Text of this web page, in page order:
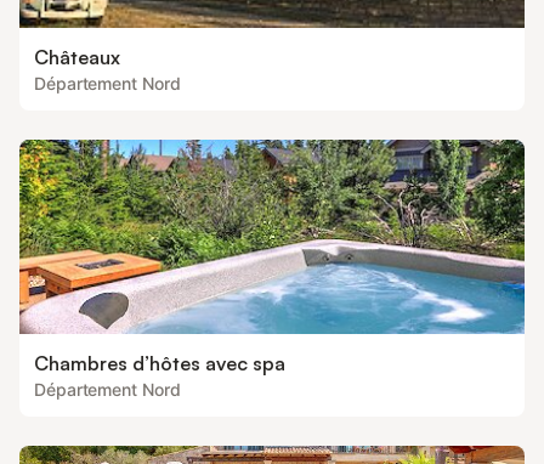
Châteaux
Département Nord
Chambres d’hôtes avec spa
Département Nord